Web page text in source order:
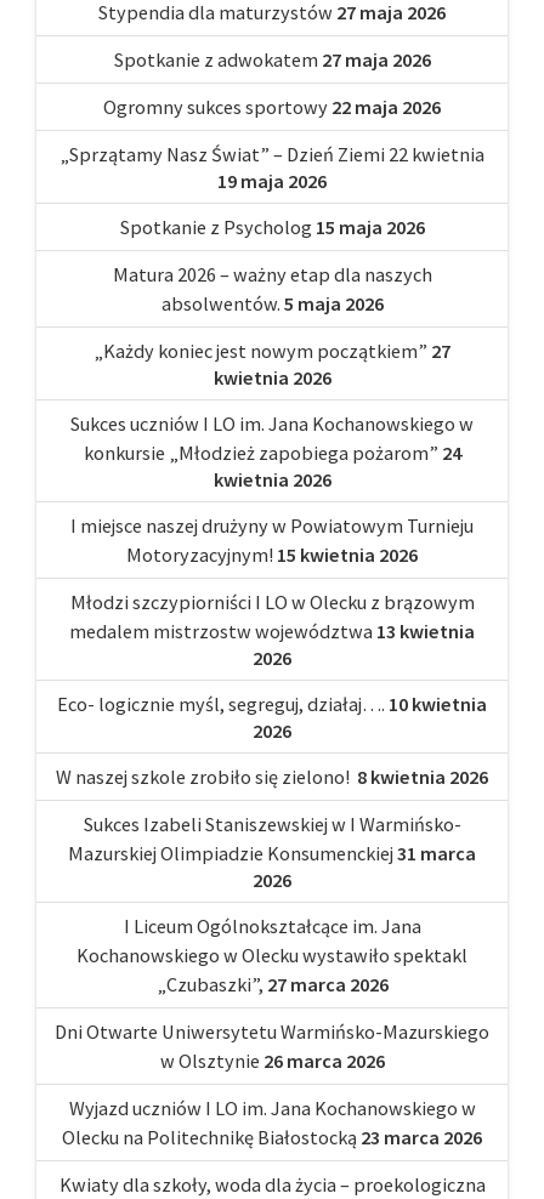
Stypendia dla maturzystów 27 maja 2026
Spotkanie z adwokatem 27 maja 2026
Ogromny sukces sportowy 22 maja 2026
„Sprzątamy Nasz Świat” – Dzień Ziemi 22 kwietnia
19 maja 2026
Spotkanie z Psycholog 15 maja 2026
Matura 2026 – ważny etap dla naszych
absolwentów. 5 maja 2026
„Każdy koniec jest nowym początkiem” 27
kwietnia 2026
Sukces uczniów I LO im. Jana Kochanowskiego w
konkursie „Młodzież zapobiega pożarom” 24
kwietnia 2026
I miejsce naszej drużyny w Powiatowym Turnieju
Motoryzacyjnym! 15 kwietnia 2026
Młodzi szczypiorniści I LO w Olecku z brązowym
medalem mistrzostw województwa 13 kwietnia
2026
Eco- logicznie myśl, segreguj, działaj…. 10 kwietnia
2026
W naszej szkole zrobiło się zielono! 8 kwietnia 2026
Sukces Izabeli Staniszewskiej w I Warmińsko-
Mazurskiej Olimpiadzie Konsumenckiej 31 marca
2026
I Liceum Ogólnokształcące im. Jana
Kochanowskiego w Olecku wystawiło spektakl
„Czubaszki”, 27 marca 2026
Dni Otwarte Uniwersytetu Warmińsko-Mazurskiego
w Olsztynie 26 marca 2026
Wyjazd uczniów I LO im. Jana Kochanowskiego w
Olecku na Politechnikę Białostocką 23 marca 2026
Kwiaty dla szkoły, woda dla życia – proekologiczna